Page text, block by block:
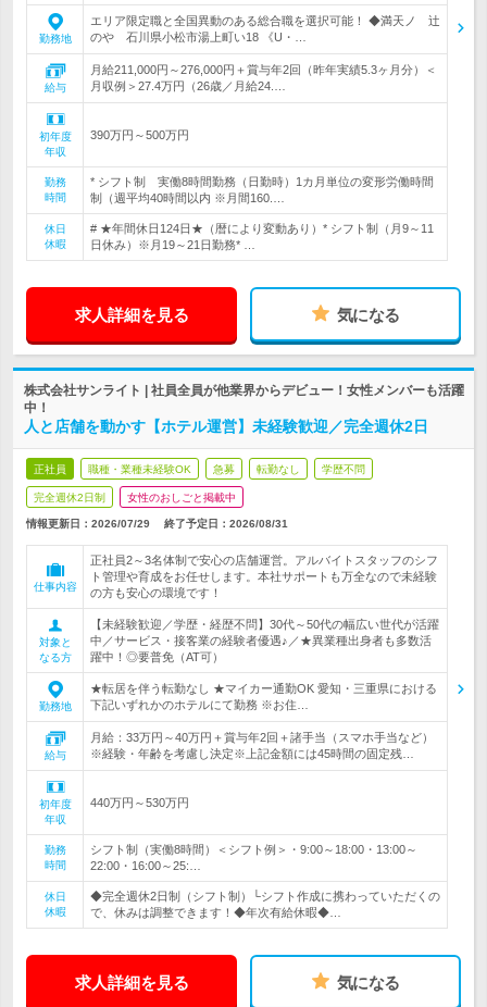
勤務地
エリア限定職と全国異動のある総合職を選択可能！ ◆満天ノ 辻
のや 石川県小松市湯上町い18 《U・…
給与
月給211,000円～276,000円＋賞与年2回（昨年実績5.3ヶ月分）＜
月収例＞27.4万円（26歳／月給24.…
初年度
年収
390万円～500万円
勤務
時間
* シフト制 実働8時間勤務（日勤時）1カ月単位の変形労働時間
制（週平均40時間以内 ※月間160.…
休日
休暇
# ★年間休日124日★（暦により変動あり）* シフト制（月9～11
日休み）※月19～21日勤務* …
求人詳細を見る 気になる
株式会社サンライト | 社員全員が他業界からデビュー！女性メンバーも活躍
中！
人と店舗を動かす【ホテル運営】未経験歓迎／完全週休2日
正社員 職種・業種未経験OK 急募 転勤なし 学歴不問
完全週休2日制 女性のおしごと掲載中
情報更新日：2026/07/29 終了予定日： 2026/08/31
仕事内容
正社員2～3名体制で安心の店舗運営。アルバイトスタッフのシフ
ト管理や育成をお任せします。本社サポートも万全なので未経験
の方も安心の環境です！
対象と
なる方
【未経験歓迎／学歴・経歴不問】30代～50代の幅広い世代が活躍
中／サービス・接客業の経験者優遇♪／★異業種出身者も多数活
躍中！◎要普免（AT可）
勤務地
★転居を伴う転勤なし ★マイカー通勤OK 愛知・三重県における
下記いずれかのホテルにて勤務 ※お住…
給与
月給：33万円～40万円＋賞与年2回＋諸手当（スマホ手当など）
※経験・年齢を考慮し決定※上記金額には45時間の固定残…
初年度
年収
440万円～530万円
勤務
時間
シフト制（実働8時間）＜シフト例＞・9:00～18:00・13:00～
22:00・16:00～25:…
休日
休暇
◆完全週休2日制（シフト制）└シフト作成に携わっていただくの
で、休みは調整できます！◆年次有給休暇◆…
求人詳細を見る 気になる